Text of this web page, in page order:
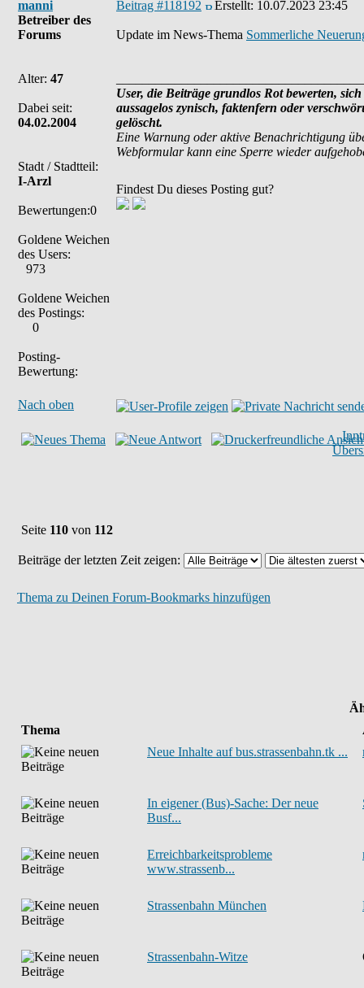
manni
Betreiber des
Forums
Alter: 47
Dabei seit:
04.02.2004
Stadt / Stadtteil:
I-Arzl
Bewertungen:0
Goldene Weichen
des Users:
973
Goldene Weichen
des Postings:
0
Posting-
Bewertung:
Beitrag #118192 Erstellt: 10.07.2023 23:45
Update im News-Thema Sommerliche
User, die Beiträge grundlos Rot bewerten,
aussagelos zynisch, faktenfern oder
gelöscht.
Eine Warnung oder aktive Benachrichtigung
Webformular kann eine Sperre wieder
Findest Du dieses Posting gut?
Nach oben
Seite 110 von 112
Beiträge der letzten Zeit zeigen:
Thema zu Deinen Forum-Bookmarks hinzufügen
Thema
Neue Inhalte auf bus.strassenbahn.tk ...
In eigener (Bus)-Sache: Der neue
Busf...
Erreichbarkeitsprobleme
www.strassenb...
Strassenbahn München
Strassenbahn-Witze